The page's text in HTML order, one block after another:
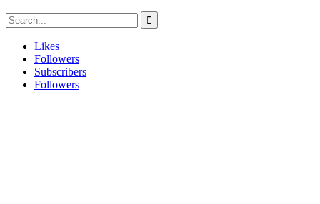
Likes
Followers
Subscribers
Followers